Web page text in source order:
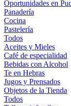
Oportunidades en
Panadería
Cocina
Pastelería
Todos
Aceites y Mieles
Café de especialidad
Bebidas con Alcohol
Te en Hebras
Jugos y Prensados
Objetos de la Tienda
Todos